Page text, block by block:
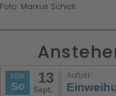
Foto: Markus Schick